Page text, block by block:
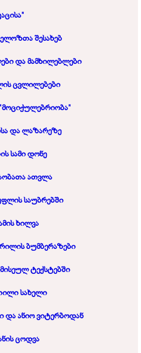
შესახებ
და მამხილებლები
ცვლილებები
და ლაზარეზე
სამი დონე
ათვლა
საუბრებში
ხილვა
ბუმბერაზები
ტექსტებში
სახელი
და ანიო ვიტერბოდან
ცოდვა